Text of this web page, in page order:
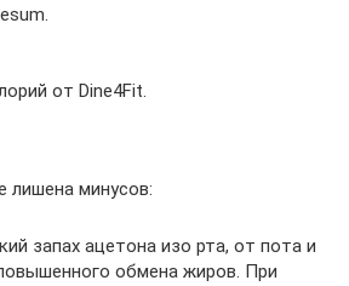
от Dine4Fit.
лишена минусов:
запах ацетона изо рта, от пота и
обмена жиров. При